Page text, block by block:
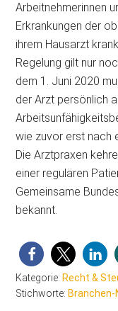
Arbeitnehmerinnen
Erkrankungen der
ihrem Hausarzt
Regelung gilt nur
dem 1. Juni 2020
der Arzt persönlich
wie zuvor erst nach
Die Arztpraxen
einer regulären
Gemeinsame
bekannt.
Kategorie: Recht &
Stichworte: Branchen-